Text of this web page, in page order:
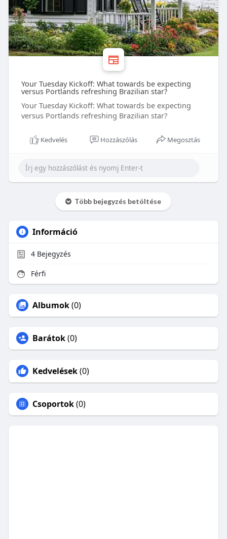
Your Tuesday Kickoff: What towards be expecting
versus Portlands refreshing Brazilian star?
Your Tuesday Kickoff: What towards be expecting
versus Portlands refreshing Brazilian star?
Kedvelés Hozzászólás Megosztás
Több bejegyzés betöltése
Információ
4Bejegyzés
Férfi
Albumok(0)
Barátok(0)
Kedvelések(0)
Csoportok(0)